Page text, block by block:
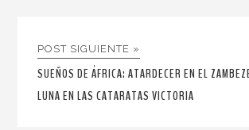
POST SIGUIENTE »
SUEÑOS DE ÁFRICA: ATARDECER EN EL
LUNA EN LAS CATARATAS VICTORIA